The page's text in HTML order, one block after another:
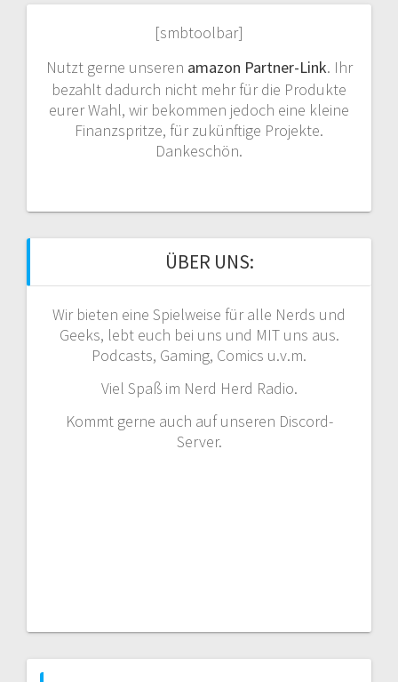
[smbtoolbar]
Nutzt gerne unseren amazon Partner-Link. Ihr
bezahlt dadurch nicht mehr für die Produkte
eurer Wahl, wir bekommen jedoch eine kleine
Finanzspritze, für zukünftige Projekte.
Dankeschön.
ÜBER UNS:
Wir bieten eine Spielweise für alle Nerds und
Geeks, lebt euch bei uns und MIT uns aus.
Podcasts, Gaming, Comics u.v.m.
Viel Spaß im Nerd Herd Radio.
Kommt gerne auch auf unseren Discord-
Server.